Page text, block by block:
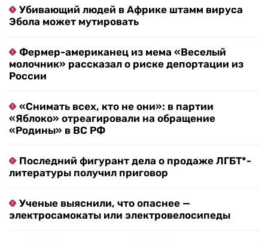
Убивающий людей в Африке штамм вируса
Эбола может мутировать
Фермер-американец из мема «Веселый
молочник» рассказал о риске депортации из
России
«Снимать всех, кто не они»: в партии
«Яблоко» отреагировали на обращение
«Родины» в ВС РФ
Последний фигурант дела о продаже ЛГБТ*-
литературы получил приговор
Ученые выяснили, что опаснее —
электросамокаты или электровелосипеды